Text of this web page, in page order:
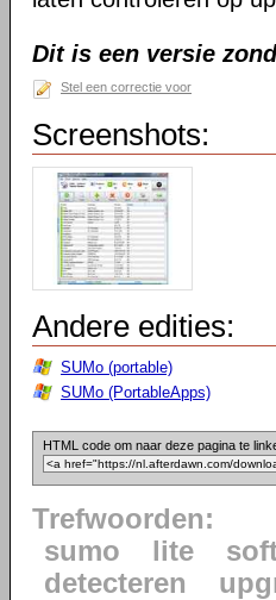
Dit is een versie
Stel een correctie voor
Screenshots:
Andere edities:
SUMo (portable)
SUMo (PortableApps)
HTML code om naar deze pagina te
Trefwoorden:
sumo
lite
detecteren